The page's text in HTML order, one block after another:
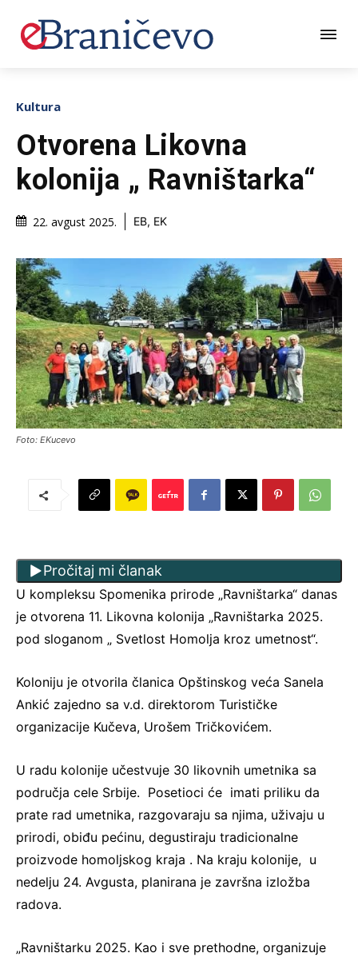
Kultura
Otvorena Likovna
kolonija „ Ravništarka“
22. avgust 2025. EB, EK
Foto: EKucevo
Pročitaj mi članak
U kompleksu Spomenika prirode „Ravništarka“ danas
je otvorena 11. Likovna kolonija „Ravništarka 2025.
pod sloganom „ Svetlost Homolja kroz umetnost“.
Koloniju je otvorila članica Opštinskog veća Sanela
Ankić zajedno sa v.d. direktorom Turističke
organizacije Kučeva, Urošem Tričkovićem.
U radu kolonije učestvuje 30 likovnih umetnika sa
područja cele Srbije. Posetioci će imati priliku da
prate rad umetnika, razgovaraju sa njima, uživaju u
prirodi, obiđu pećinu, degustiraju tradicionalne
proizvode homoljskog kraja . Na kraju kolonije, u
nedelju 24. Avgusta, planirana je završna izložba
radova.
„Ravništarku 2025. Kao i sve prethodne, organizuje